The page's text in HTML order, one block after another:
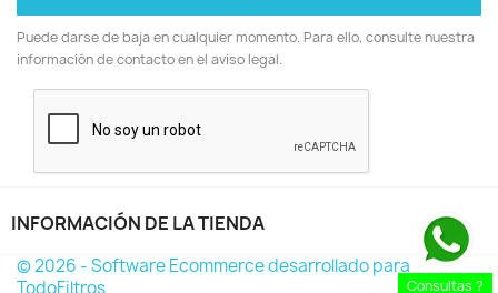
Puede darse de baja en cualquier momento. Para ello, consulte nuestra
información de contacto en el aviso legal.
INFORMACIÓN DE LA TIENDA keyboard_arrow_down
© 2026 - Software Ecommerce desarrollado para
TodoFiltros
Consultas ?